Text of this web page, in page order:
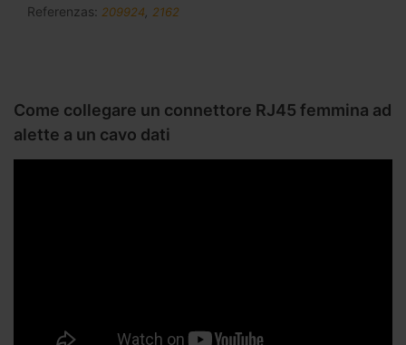
Referenzas: 209924 2162
Come collegare un connettore RJ45 femmina ad
alette a un cavo dati